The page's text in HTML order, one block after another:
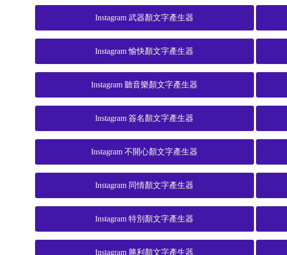
Instagram 武器顏文字產生器
Instagram 愉快顏文字產生器
Instagram 聽音樂顏文字產生器
Instagram 簽名顏文字產生器
Instagram 不開心顏文字產生器
Instagram 同情顏文字產生器
Instagram 特別顏文字產生器
Instagram 勝利顏文字產生器